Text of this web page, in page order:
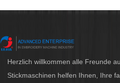
Herzlich willkommen alle Freunde
Stickmaschinen helfen Ihnen, Ihre